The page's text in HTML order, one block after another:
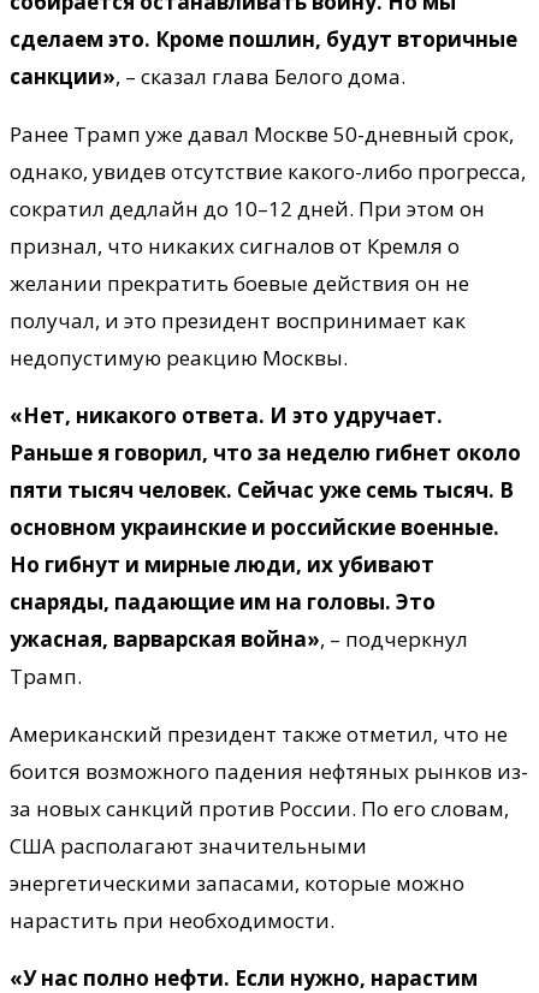
сделаем это. Кроме пошлин, будут вторичные
санкции», – сказал глава Белого дома.
Ранее Трамп уже давал Москве 50-дневный срок,
однако, увидев отсутствие какого-либо прогресса,
сократил дедлайн до 10–12 дней. При этом он
признал, что никаких сигналов от Кремля о
желании прекратить боевые действия он не
получал, и это президент воспринимает как
недопустимую реакцию Москвы.
«Нет, никакого ответа. И это удручает.
Раньше я говорил, что за неделю гибнет около
пяти тысяч человек. Сейчас уже семь тысяч. В
основном украинские и российские военные.
Но гибнут и мирные люди, их убивают
снаряды, падающие им на головы. Это
ужасная, варварская война», – подчеркнул
Трамп.
Американский президент также отметил, что не
боится возможного падения нефтяных рынков из-
за новых санкций против России. По его словам,
США располагают значительными
энергетическими запасами, которые можно
нарастить при необходимости.
«У нас полно нефти. Если нужно, нарастим